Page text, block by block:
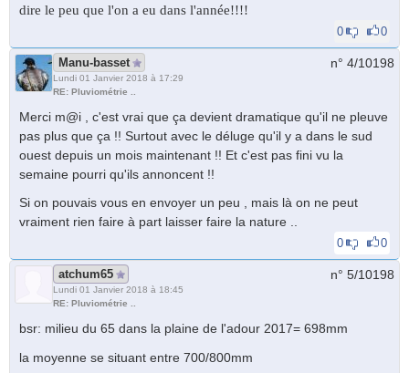
dire le peu que l'on a eu dans l'année!!!!
0 0
Manu-basset
Lundi 01 Janvier 2018 à 17:29
RE: Pluviométrie ..
n° 4/10198
Merci m@i , c'est vrai que ça devient dramatique qu'il ne pleuve
pas plus que ça !! Surtout avec le déluge qu'il y a dans le sud
ouest depuis un mois maintenant !! Et c'est pas fini vu la
semaine pourri qu'ils annoncent !!
Si on pouvais vous en envoyer un peu , mais là on ne peut
vraiment rien faire à part laisser faire la nature ..
0 0
atchum65
Lundi 01 Janvier 2018 à 18:45
RE: Pluviométrie ..
n° 5/10198
bsr: milieu du 65 dans la plaine de l'adour 2017= 698mm
la moyenne se situant entre 700/800mm